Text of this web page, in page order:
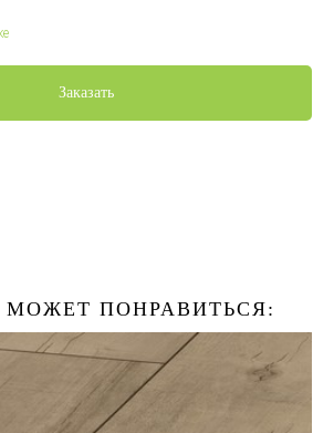
Заказать
ПОНРАВИТЬСЯ: